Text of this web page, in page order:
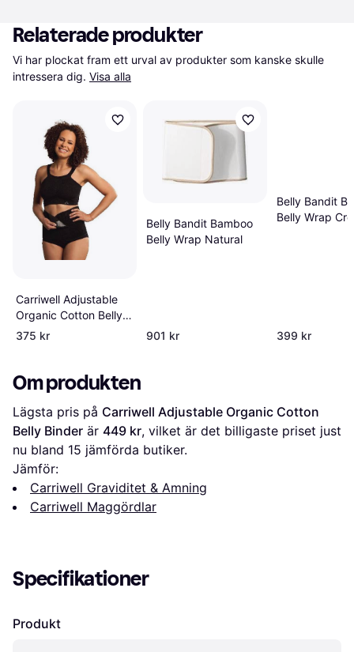
Relaterade produkter
Vi har plockat fram ett urval av produkter som kanske skulle
intressera dig. Visa alla
Carriwell Adjustable
Organic Cotton Belly
Binder
375 kr
Belly Bandit Bamboo
Belly Wrap Natural
901 kr
Belly Bandit
Belly Wrap
399 kr
Om produkten
Lägsta pris på Carriwell Adjustable Organic Cotton
Belly Binder är 449 kr, vilket är det billigaste priset just
nu bland 15 jämförda butiker.
Jämför:
Carriwell Graviditet & Amning
Carriwell Maggördlar
Specifikationer
Produkt